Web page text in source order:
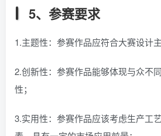
5、参赛要求
1.主题性：参赛作品应符合大赛设计主
2.创新性：参赛作品能够体现与众不
性；
3.实用性：参赛作品应该考虑生产工